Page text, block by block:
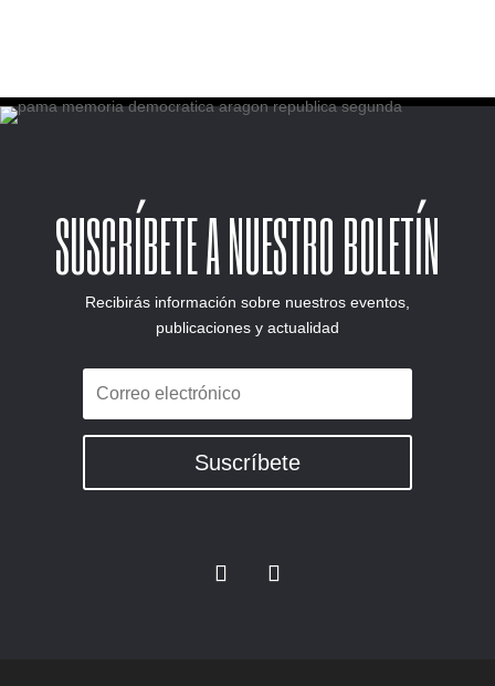
SUSCRÍBETE A NUESTRO BOLETÍN
Recibirás información sobre nuestros eventos,
publicaciones y actualidad
Suscríbete